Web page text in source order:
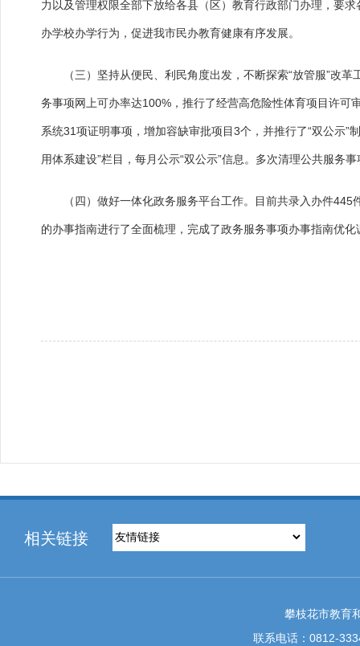
力以及管理权限全部下放给各县（区）教育行政部门办理，要
办学校办学行为，促进我市民办教育健康有序发展。
（三）坚持从便民、利民角度出发，不断探索“放管服”改革
务事项网上可办率达100%，推行了经营高危险性体育项目许可
系统31项证明事项，增加容缺审批项目3个，并推行了“双公示
用体系建设”栏目，每月公示“双公示”信息。多次清理公共服务事
（四）做好一体化政务服务平台工作。目前共录入办件445
的办事指南进行了全面梳理，完成了政务服务事项办事指南优化
相关链接
攀枝花市教育
联系电话：0812-